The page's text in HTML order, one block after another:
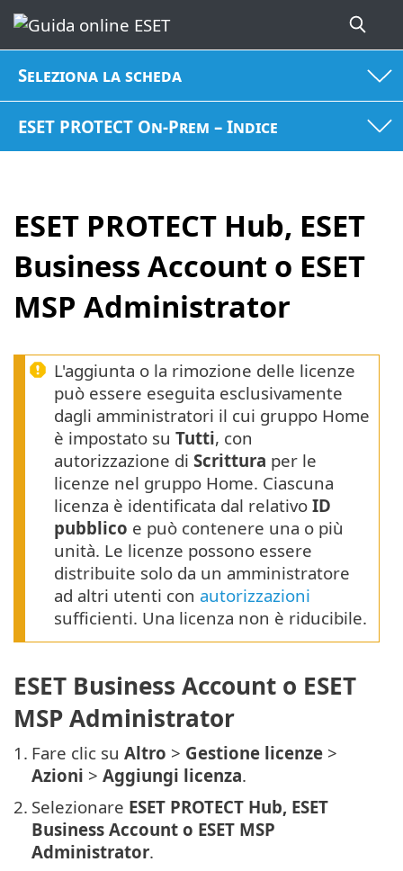
Seleziona la scheda
ESET PROTECT On-Prem – Indice
ESET PROTECT Hub, ESET
Business Account o ESET
MSP Administrator
L'aggiunta o la rimozione delle licenze
può essere eseguita esclusivamente
dagli amministratori il cui gruppo Home
è impostato su Tutti, con
autorizzazione di Scrittura per le
licenze nel gruppo Home. Ciascuna
licenza è identificata dal relativo ID
pubblico e può contenere una o più
unità. Le licenze possono essere
distribuite solo da un amministratore
ad altri utenti con autorizzazioni
sufficienti. Una licenza non è riducibile.
ESET Business Account o ESET
MSP Administrator
1. Fare clic su Altro > Gestione licenze >
Azioni > Aggiungi licenza.
2. Selezionare ESET PROTECT Hub, ESET
Business Account o ESET MSP
Administrator.